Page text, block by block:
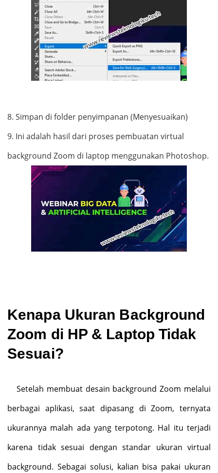
8. Simpan di folder penyimpanan (Menyesuaikan)
9. Ini adalah hasil dari proses pembuatan virtual
background Zoom di laptop menggunakan Photoshop.
Kenapa Ukuran Background
Zoom di HP & Laptop Tidak
Sesuai?
Setelah membuat desain background Zoom melalui
berbagai aplikasi, saat dipasang di Zoom, ternyata
ukurannya malah ada yang terpotong. Hal itu terjadi
karena tidak sesuai dengan standar ukuran virtual
background. Sebagai solusi, kalian bisa pakai ukuran